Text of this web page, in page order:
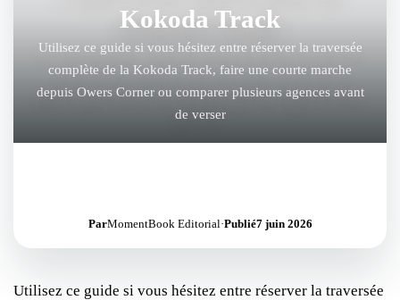
Kokoda Track
Utilisez ce guide si vous hésitez entre réserver la traversée
complète de la Kokoda Track, faire une courte marche
depuis Owers Corner ou comparer plusieurs agences avant
de verser
ParMomentBook Editorial·Publié7 juin 2026
Utilisez ce guide si vous hésitez entre réserver la traversée